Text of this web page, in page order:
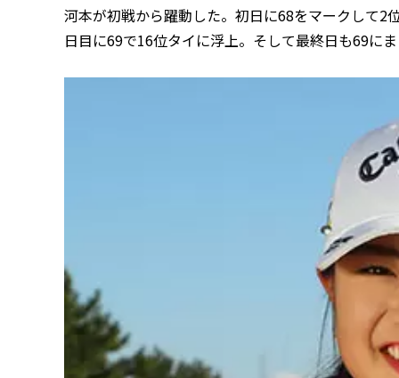
河本が初戦から躍動した。初日に68をマークして2
日目に69で16位タイに浮上。そして最終日も69に